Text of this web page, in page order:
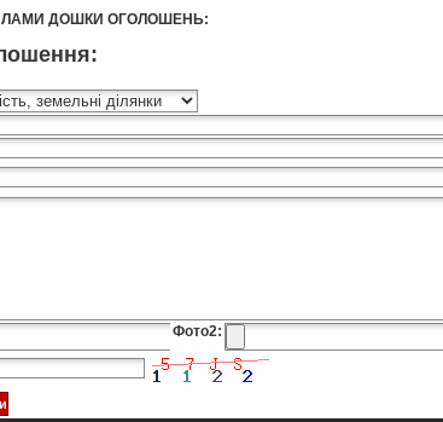
ДОШКИ ОГОЛОШЕНЬ:
Фото2: